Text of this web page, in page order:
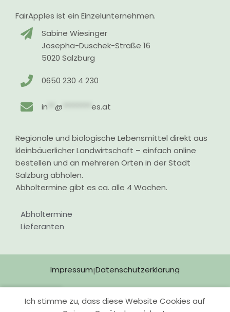
FairApples ist ein Einzelunternehmen.
Sabine Wiesinger
Josepha-Duschek-Straße 16
5020 Salzburg
0650 230 4 230
in **@ ********es.at
Regionale und biologische Lebensmittel direkt aus
kleinbäuerlicher Landwirtschaft – einfach online
bestellen und an mehreren Orten in der Stadt
Salzburg abholen.
Abholtermine gibt es ca. alle 4 Wochen.
Abholtermine
Lieferanten
Impressum|Datenschutzerklärung
Ich stimme zu, dass diese Website Cookies auf